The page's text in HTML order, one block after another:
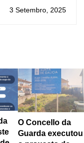
probar petiscos
3 Setembro, 2025
O Concello da
Guarda executou